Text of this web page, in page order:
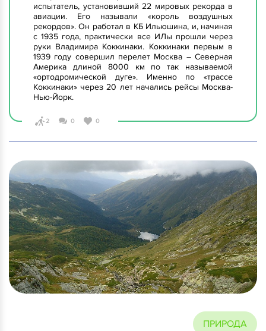
испытатель, установивший 22 мировых рекорда в
авиации. Его называли «король воздушных
рекордов». Он работал в КБ Ильюшина, и, начиная
с 1935 года, практически все ИЛы прошли через
руки Владимира Коккинаки. Коккинаки первым в
1939 году совершил перелет Москва – Северная
Америка длиной 8000 км по так называемой
«ортодромической дуге». Именно по «трассе
Коккинаки» через 20 лет начались рейсы Москва-
Нью-Йорк.
2 0 0
ПРИРОДА